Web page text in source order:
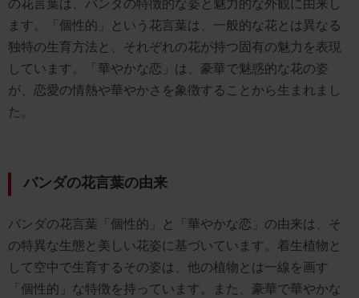
ます。「個性的」という花言葉は、一般的な花とは異なる
独特の生育方法と、それぞれの花が持つ固有の魅力を表現
しています。「華やかな恋」は、豪華で魅惑的な花の姿
が、恋愛の情熱や華やかさを象徴することから生まれまし
た。
バンダの花言葉の由来
バンダの花言葉「個性的」と「華やかな恋」の由来は、そ
の特異な生態と美しい花姿に基づいています。着生植物と
して空中で生育するその姿は、他の植物とは一線を画す
「個性的」な特徴を持っています。また、豪華で華やかな